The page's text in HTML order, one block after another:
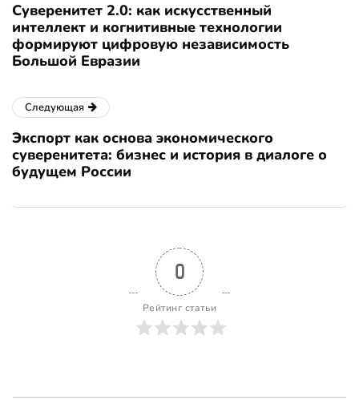
Суверенитет 2.0: как искусственный
интеллект и когнитивные технологии
формируют цифровую независимость
Большой Евразии
Следующая
Экспорт как основа экономического
суверенитета: бизнес и история в диалоге о
будущем России
0
Рейтинг статьи